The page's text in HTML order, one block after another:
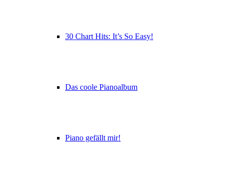
30 Chart Hits: It’s So Easy!
Das coole Pianoalbum
Piano gefällt mir!